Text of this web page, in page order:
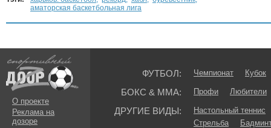
аматорская баскетбольная лига
О проекте
Реклама на
дозоре
ФУТБОЛ: Чемпионат Кубок
БОКС & ММА: Профи Любители
ДРУГИЕ ВИДЫ:
Настольный теннис
Стрельба